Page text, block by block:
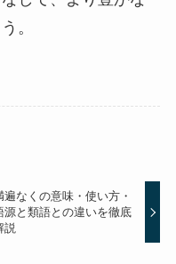
。
遍なくの意味・使い方・
源と類語との違いを徹底
説